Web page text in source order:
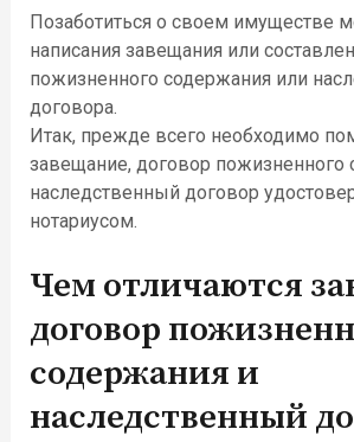
Позаботиться о своем имуществе
написания завещания или
пожизненного содержания или
договора.
Итак, прежде всего необходимо
завещание, договор пожизненного
наследственный договор
нотариусом.
Чем отличаются
договор
содержания и
наследственный